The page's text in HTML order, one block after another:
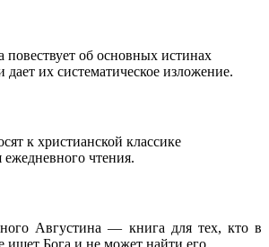
повествует об основных истинах
дает их систематическое изложение.
к христианской классике
ежедневного чтения.
Августина — книга для тех, кто в